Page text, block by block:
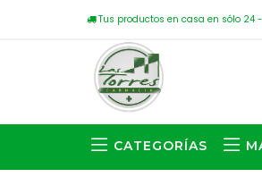
Tus productos en casa en sólo 24
CATEGORÍAS